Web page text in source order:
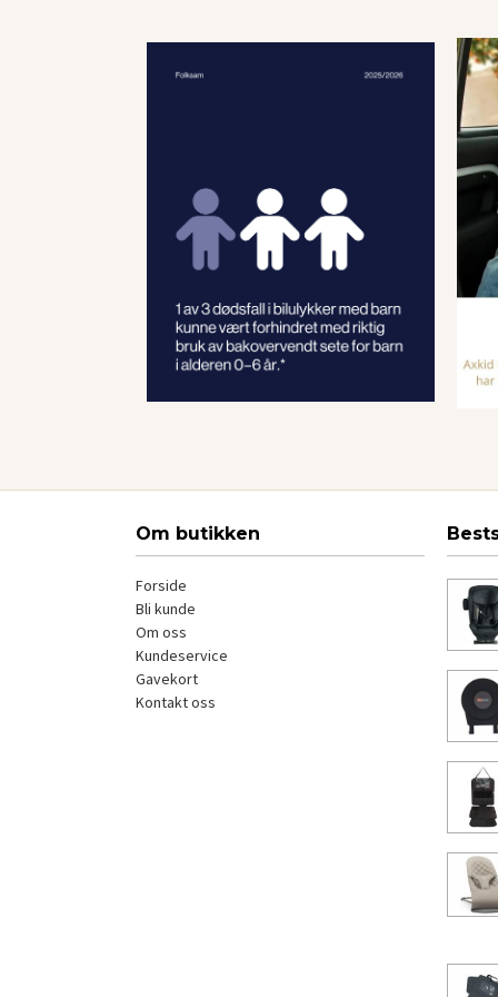
Om butikken
Forside
Bli kunde
Om oss
Kundeservice
Gavekort
Kontakt oss